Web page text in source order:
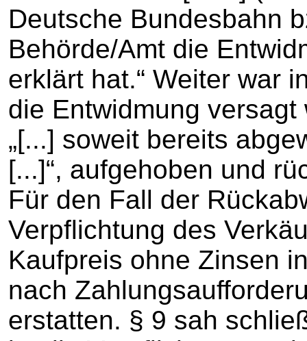
Deutsche Bundesbahn
Behörde/Amt die
erklärt hat.“ Weiter war
die Entwidmung
„[...] soweit bereits
[...]“, aufgehoben und
Für den Fall der
Verpflichtung des
Kaufpreis ohne Zinsen
nach
erstatten. § 9 sah